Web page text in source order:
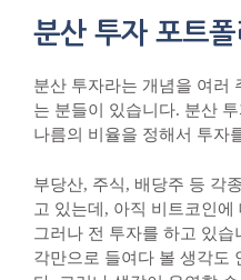
분산 투자 포트
분산 투자라는 개념을 여러
는 분들이 있습니다. 분산
나름의 비율을 정해서 투자
부당산, 주식, 배당주 등 각
고 있는데, 아직 비트코인
그러나 전 투자를 하고 있
각만으로 들여다 볼 생각도